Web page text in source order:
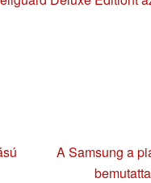
A Samsung a